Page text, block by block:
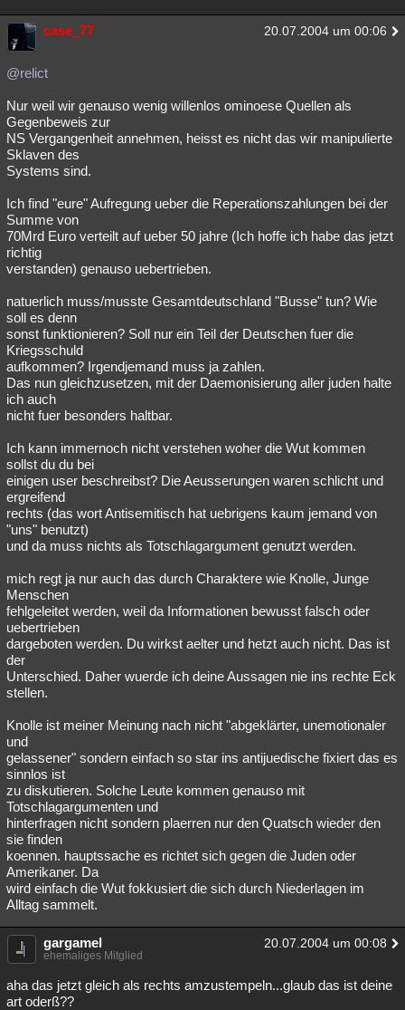
case_77 20.07.2004 um 00:06
@relict
Nur weil wir genauso wenig willenlos ominoese Quellen als
Gegenbeweis zur
NS Vergangenheit annehmen, heisst es nicht das wir manipulierte
Sklaven des
Systems sind.
Ich find "eure" Aufregung ueber die Reperationszahlungen bei der
Summe von
70Mrd Euro verteilt auf ueber 50 jahre (Ich hoffe ich habe das jetzt
richtig
verstanden) genauso uebertrieben.
natuerlich muss/musste Gesamtdeutschland "Busse" tun? Wie
soll es denn
sonst funktionieren? Soll nur ein Teil der Deutschen fuer die
Kriegsschuld
aufkommen? Irgendjemand muss ja zahlen.
Das nun gleichzusetzen, mit der Daemonisierung aller juden halte
ich auch
nicht fuer besonders haltbar.
Ich kann immernoch nicht verstehen woher die Wut kommen
sollst du du bei
einigen user beschreibst? Die Aeusserungen waren schlicht und
ergreifend
rechts (das wort Antisemitisch hat uebrigens kaum jemand von
"uns" benutzt)
und da muss nichts als Totschlagargument genutzt werden.
mich regt ja nur auch das durch Charaktere wie Knolle, Junge
Menschen
fehlgeleitet werden, weil da Informationen bewusst falsch oder
uebertrieben
dargeboten werden. Du wirkst aelter und hetzt auch nicht. Das ist
der
Unterschied. Daher wuerde ich deine Aussagen nie ins rechte Eck
stellen.
Knolle ist meiner Meinung nach nicht "abgeklärter, unemotionaler
und
gelassener" sondern einfach so star ins antijuedische fixiert das es
sinnlos ist
zu diskutieren. Solche Leute kommen genauso mit
Totschlagargumenten und
hinterfragen nicht sondern plaerren nur den Quatsch wieder den
sie finden
koennen. hauptssache es richtet sich gegen die Juden oder
Amerikaner. Da
wird einfach die Wut fokkusiert die sich durch Niederlagen im
Alltag sammelt.
gargamel 20.07.2004 um 00:08
ehemaliges Mitglied
aha das jetzt gleich als rechts amzustempeln...glaub das ist deine
art oderß??